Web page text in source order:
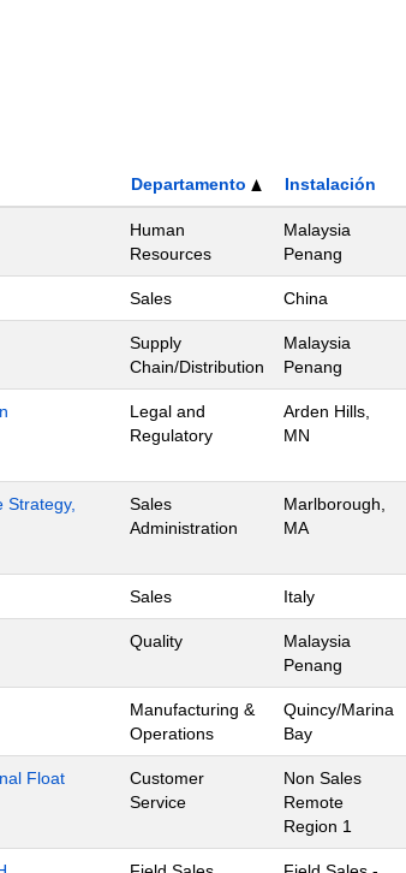
Departamento Instalación
Human
Resources
Malaysia
Penang
Sales China
Supply
Chain/Distribution
Malaysia
Penang
Legal and
Regulatory
Arden Hills,
MN
Strategy,
Sales
Administration
Marlborough,
MA
Sales Italy
Quality
Malaysia
Penang
Manufacturing &
Operations
Quincy/Marina
Bay
Float
Customer
Service
Non Sales
Remote
Region 1